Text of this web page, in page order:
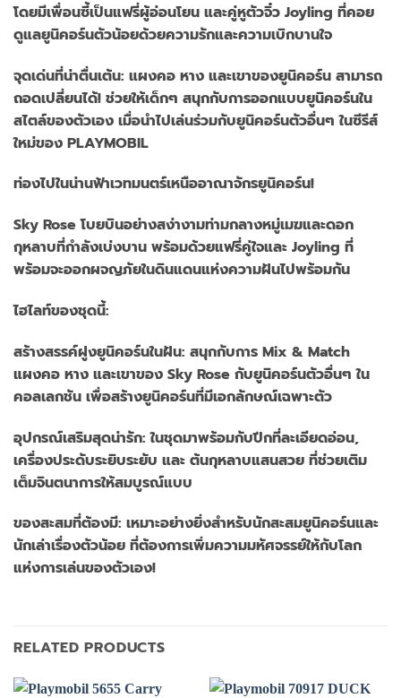
โดยมีเพื่อนซี้เป็นแฟรี่ผู้อ่อนโยน และคู่หูตัวจิ๋ว Joyling ที่คอย
ดูแลยูนิคอร์นตัวน้อยด้วยความรักและความเบิกบานใจ
จุดเด่นที่น่าตื่นเต้น: แผงคอ หาง และเขาของยูนิคอร์น สามารถ
ถอดเปลี่ยนได้! ช่วยให้เด็กๆ สนุกกับการออกแบบยูนิคอร์นใน
สไตล์ของตัวเอง เมื่อนำไปเล่นร่วมกับยูนิคอร์นตัวอื่นๆ ในซีรีส์
ใหม่ของ PLAYMOBIL
ท่องไปในน่านฟ้าเวทมนตร์เหนืออาณาจักรยูนิคอร์น!
Sky Rose โบยบินอย่างสง่างามท่ามกลางหมู่เมฆและดอก
กุหลาบที่กำลังเบ่งบาน พร้อมด้วยแฟรี่คู่ใจและ Joyling ที่
พร้อมจะออกผจญภัยในดินแดนแห่งความฝันไปพร้อมกัน
ไฮไลท์ของชุดนี้:
สร้างสรรค์ฝูงยูนิคอร์นในฝัน: สนุกกับการ Mix & Match
แผงคอ หาง และเขาของ Sky Rose กับยูนิคอร์นตัวอื่นๆ ใน
คอลเลกชัน เพื่อสร้างยูนิคอร์นที่มีเอกลักษณ์เฉพาะตัว
อุปกรณ์เสริมสุดน่ารัก: ในชุดมาพร้อมกับปีกที่ละเอียดอ่อน,
เครื่องประดับระยิบระยับ และ ต้นกุหลาบแสนสวย ที่ช่วยเติม
เต็มจินตนาการให้สมบูรณ์แบบ
ของสะสมที่ต้องมี: เหมาะอย่างยิ่งสำหรับนักสะสมยูนิคอร์นและ
นักเล่าเรื่องตัวน้อย ที่ต้องการเพิ่มความมหัศจรรย์ให้กับโลก
แห่งการเล่นของตัวเอง!
RELATED PRODUCTS